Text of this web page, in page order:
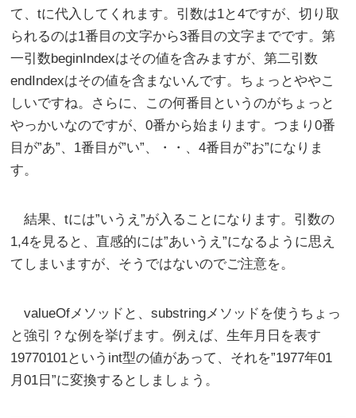
て、tに代入してくれます。引数は1と4ですが、切り取
られるのは1番目の文字から3番目の文字までです。第
一引数beginIndexはその値を含みますが、第二引数
endIndexはその値を含まないんです。ちょっとややこ
しいですね。さらに、この何番目というのがちょっと
やっかいなのですが、0番から始まります。つまり0番
目が”あ”、1番目が”い”、・・、4番目が”お”になりま
す。
結果、tには”いうえ”が入ることになります。引数の
1,4を見ると、直感的には”あいうえ”になるように思え
てしまいますが、そうではないのでご注意を。
valueOfメソッドと、substringメソッドを使うちょっ
と強引？な例を挙げます。例えば、生年月日を表す
19770101というint型の値があって、それを”1977年01
月01日”に変換するとしましょう。